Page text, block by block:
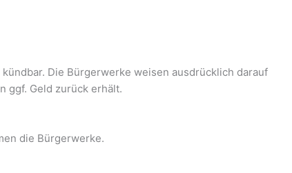
Die Bürgerwerke weisen ausdrücklich darauf
ggf. Geld zurück erhält.
die Bürgerwerke.